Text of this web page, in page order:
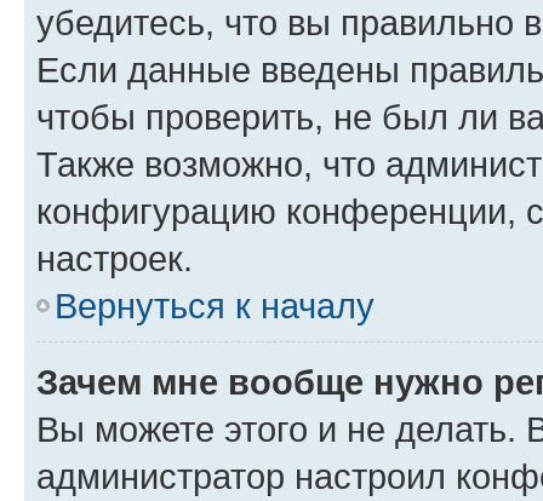
убедитесь, что вы правильно
Если данные введены
чтобы проверить, не был ли
Также возможно, что
конфигурацию конференции,
настроек.
Вернуться к началу
Зачем мне вообще нужно
Вы можете этого и не делать.
администратор настроил